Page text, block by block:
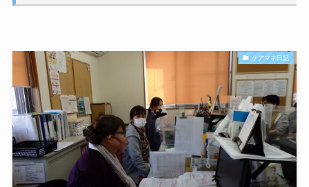
ケアマネ日記